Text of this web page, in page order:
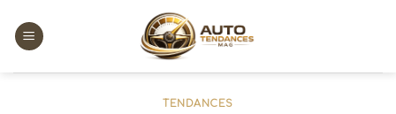
content
TENDANCES